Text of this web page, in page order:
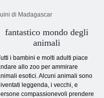
di Madagascar
fantastico mondo degli
animali
i bambini e molti adulti piace
allo zoo per ammirare
esotici. Alcuni animali sono
leggenda, i vecchi, e
compassionevoli prendere